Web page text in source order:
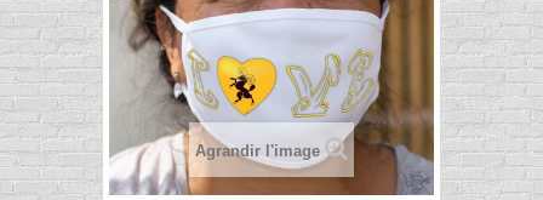
Agrandir l'image